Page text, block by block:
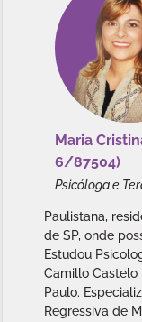
Maria
6/87504)
Psicóloga e
Paulistana,
de SP, onde
Estudou
Camillo Castelo
Paulo.
Regressiva de